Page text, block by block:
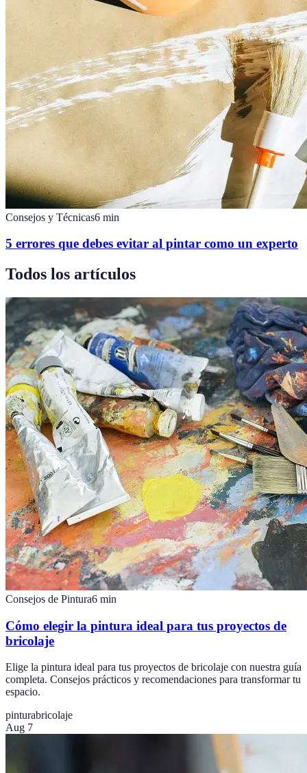
Consejos y Técnicas6 min
5 errores que debes evitar al pintar como un experto
Todos los artículos
Consejos de Pintura6 min
Cómo elegir la pintura ideal para tus proyectos de
bricolaje
Elige la pintura ideal para tus proyectos de bricolaje con nuestra guía
completa. Consejos prácticos y recomendaciones para transformar tu
espacio.
pinturabricolaje
Aug 7